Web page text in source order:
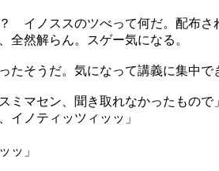
イノススのツべって何だ。配布
然解らん。スゲー気になる。
そうだ。気になって講義に集中
マセン、聞き取れなかったもので」
イノティッツィッッ」
ッ」